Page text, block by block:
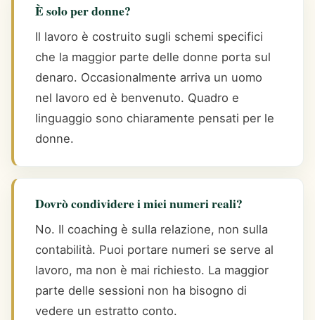
È solo per donne?
Il lavoro è costruito sugli schemi specifici
che la maggior parte delle donne porta sul
denaro. Occasionalmente arriva un uomo
nel lavoro ed è benvenuto. Quadro e
linguaggio sono chiaramente pensati per le
donne.
Dovrò condividere i miei numeri reali?
No. Il coaching è sulla relazione, non sulla
contabilità. Puoi portare numeri se serve al
lavoro, ma non è mai richiesto. La maggior
parte delle sessioni non ha bisogno di
vedere un estratto conto.